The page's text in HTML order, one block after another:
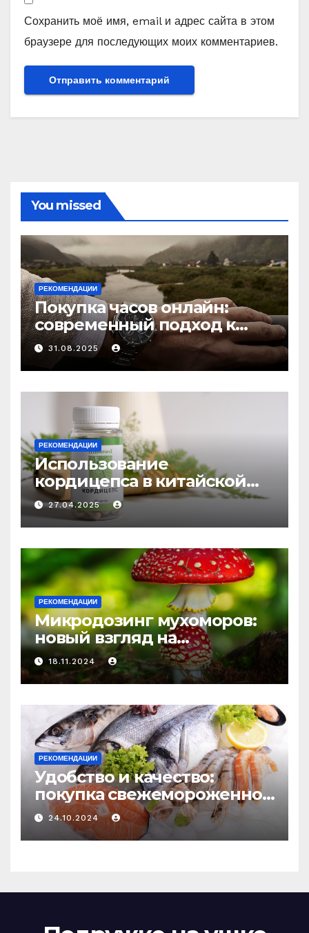
Сохранить моё имя, email и адрес сайта в этом
браузере для последующих моих комментариев.
You missed
РЕКОМЕНДАЦИИ
Покупка часов онлайн:
современный подход к
выбору аксессуаров
31.08.2025
РЕКОМЕНДАЦИИ
Использование
кордицепса в китайской
медицине: природное
средство против усталости
и истощения
27.04.2025
РЕКОМЕНДАЦИИ
Микродозинг мухоморов:
новый взгляд на
психоделику
18.11.2024
РЕКОМЕНДАЦИИ
Удобство и качество:
покупка свежемороженной
рыбы онлайн
24.10.2024